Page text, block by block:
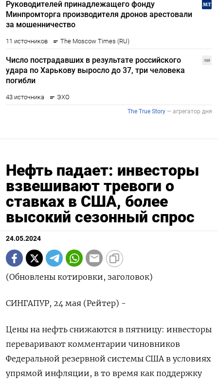
Нефть падает: инвесторы
взвешивают тревоги о
ставках в США, более
высокий сезонный спрос
24.05.2024
(Обновлены котировки, заголовок)
СИНГАПУР, 24 мая (Рейтер) -
Цены на нефть снижаются в пятницу: инвесторы
переваривают комментарии чиновников
Федеральной резервной системы США в условиях
упрямой инфляции, в то время как поддержку